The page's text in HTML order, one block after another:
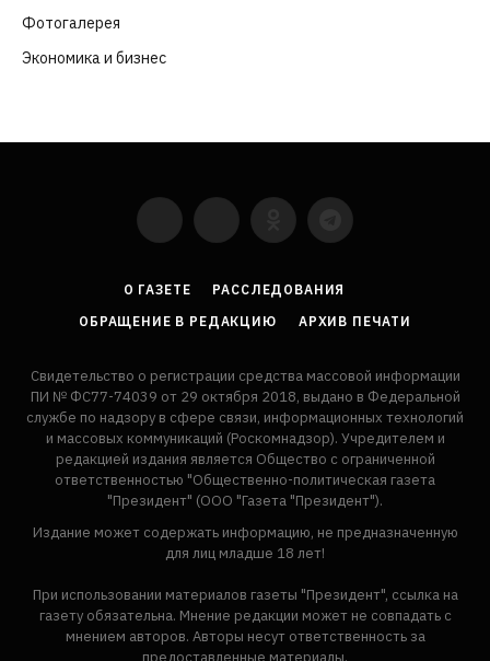
Фотогалерея
Экономика и бизнес
YouTubeVKontakte
LinkedInFlickr
О ГАЗЕТЕ
РАССЛЕДОВАНИЯ
ОБРАЩЕНИЕ В РЕДАКЦИЮ
АРХИВ ПЕЧАТИ
Свидетельство о регистрации средства массовой информации
ПИ № ФС77-74039 от 29 октября 2018, выдано в Федеральной
службе по надзору в сфере связи, информационных технологий
и массовых коммуникаций (Роскомнадзор). Учредителем и
редакцией издания является Общество с ограниченной
ответственностью "Общественно-политическая газета
"Президент" (ООО "Газета "Президент").
Издание может содержать информацию, не предназначенную
для лиц младше 18 лет!
При использовании материалов газеты "Президент", ссылка на
газету обязательна. Мнение редакции может не совпадать с
мнением авторов. Авторы несут ответственность за